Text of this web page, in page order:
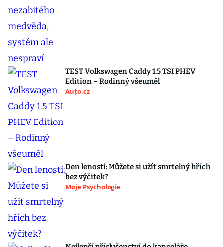
TEST Volkswagen Caddy 1.5 TSI PHEV
Edition – Rodinný všeuměl
Auto.cz
Den lenosti: Můžete si užít smrtelný hřích
bez výčitek?
Moje Psychologie